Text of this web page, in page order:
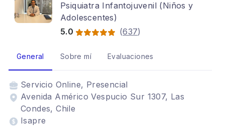
Psiquiatra Infantojuvenil (Niños y
Adolescentes)
5.0
(637)
General Sobre mí Evaluaciones
Servicio Online, Presencial
Avenida Américo Vespucio Sur 1307, Las
Condes, Chile
Isapre